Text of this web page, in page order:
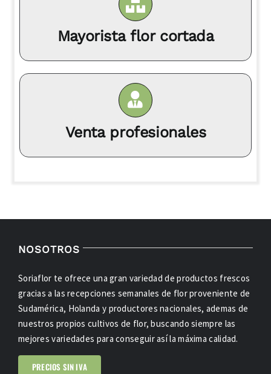
Mayorista flor cortada
Venta profesionales
NOSOTROS
Soriaflor te ofrece una gran variedad de productos frescos
gracias a las recepciones semanales de flor proveniente de
Sudamérica, Holanda y productores nacionales, ademas de
nuestros propios cultivos de flor, buscando siempre las
mejores variedades para conseguir así la máxima calidad.
PRECIOS SIN IVA